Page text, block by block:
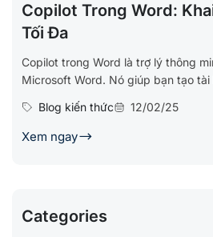
Copilot Trong Word:
Tối Đa
Copilot trong Word là trợ lý thông
Microsoft Word. Nó giúp bạn tạo tài
Blog kiến thức
12/02/25
Xem ngay
Categories